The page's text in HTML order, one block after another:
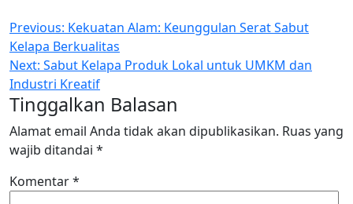
Navigasi
pos
Previous: Kekuatan Alam: Keunggulan Serat Sabut
Kelapa Berkualitas
Next: Sabut Kelapa Produk Lokal untuk UMKM dan
Industri Kreatif
Tinggalkan Balasan
Alamat email Anda tidak akan dipublikasikan. Ruas yang
wajib ditandai *
Komentar*